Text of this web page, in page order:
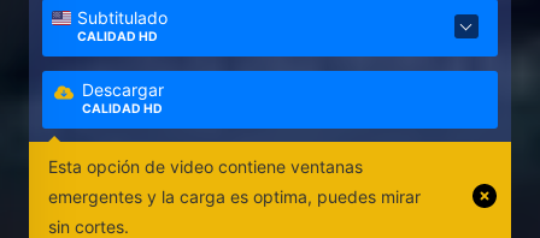
Subtitulado
CALIDAD HD
Descargar
CALIDAD HD
Esta opción de video contiene ventanas
emergentes y la carga es optima, puedes mirar
sin cortes.